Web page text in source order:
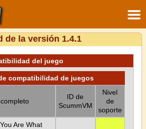
de la versión 1.4.1
del juego
compatibilidad de juegos
ID de
ScummVM
Nivel
de
soporte
Are What